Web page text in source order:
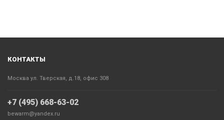
КОНТАКТЫ
Москва ул. Тверская, д.18, офис 308
+7 (495) 668-63-02
bewarm@yandex.ru